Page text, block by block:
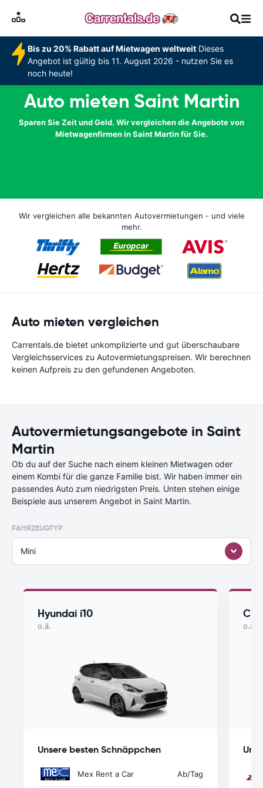
Bis zu 20% Rabatt auf Mietwagen weltweitDieses
Angebot ist gültig bis 11. August 2026 - nutzen Sie es
noch heute!
Auto mieten Saint Martin
Sparen Sie Zeit und Geld. Wir vergleichen die Angebote von
Mietwagenfirmen in Saint Martin für Sie.
Wir vergleichen alle bekannten Autovermietungen - und viele
mehr.
Auto mieten vergleichen
Carrentals.de bietet unkomplizierte und gut überschaubare
Vergleichsservices zu Autovermietungspreisen. Wir berechnen
keinen Aufpreis zu den gefundenen Angeboten.
Autovermietungsangebote in Saint
Martin
Ob du auf der Suche nach einem kleinen Mietwagen oder
einem Kombi für die ganze Familie bist. Wir haben immer ein
passendes Auto zum niedrigsten Preis. Unten stehen einige
Beispiele aus unserem Angebot in Saint Martin.
FAHRZEUGTYP
Mini
Hyundai i10
o.ä.
Unsere besten Schnäppchen
Mex Rent a Car Ab/Tag
o.ä.